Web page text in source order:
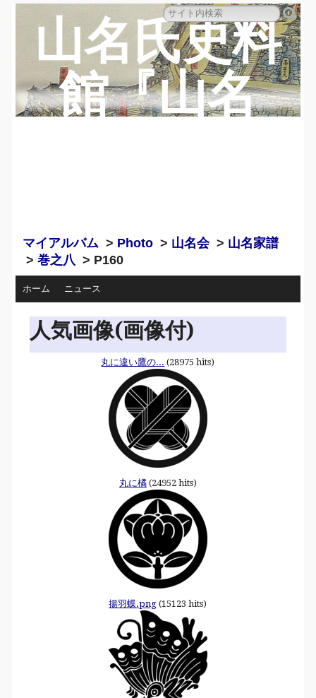
山名氏史料
館『山名
マイアルバム > Photo > 山名会> 山名家譜
>巻之八 > P160
ホーム ニュース
人気画像(画像付)
丸に違い鷹の... (28975 hits)
丸に橘(24952 hits)
揚羽蝶.png (15123 hits)